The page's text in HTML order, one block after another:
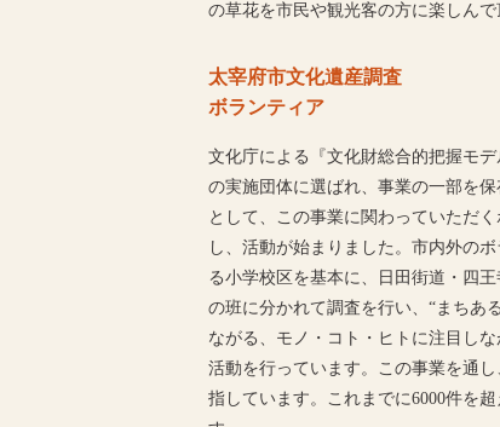
の草花を市民や観光客の方に楽しんで
太宰府市文化遺産調査
ボランティア
文化庁による『文化財総合的把握モ
の実施団体に選ばれ、事業の一部を
として、この事業に関わっていただ
し、活動が始まりました。市内外の
る小学校区を基本に、日田街道・四
の班に分かれて調査を行い、“まちあ
ながる、モノ・コト・ヒトに注目し
活動を行っています。この事業を通
指しています。これまでに6000件を